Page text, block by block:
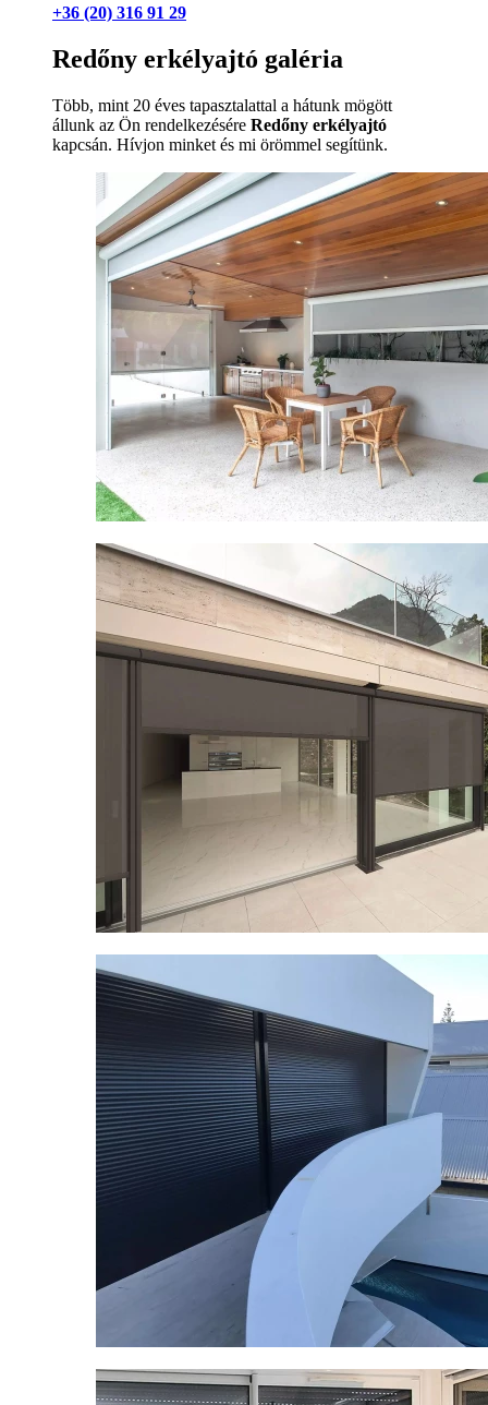
+36 (20) 316 91 29
Redőny erkélyajtó galéria
Több, mint 20 éves tapasztalattal a hátunk mögött
állunk az Ön rendelkezésére Redőny erkélyajtó
kapcsán. Hívjon minket és mi örömmel segítünk.